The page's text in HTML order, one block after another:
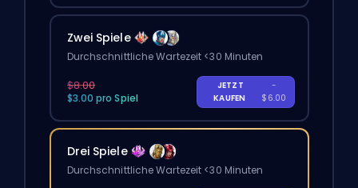
Zwei Spiele
Durchschnittliche Wartezeit <30 Minuten
$8.00
$3.00 pro Spiel
JETZT
KAUFEN
-
$6.00
Drei Spiele
Durchschnittliche Wartezeit <30 Minuten